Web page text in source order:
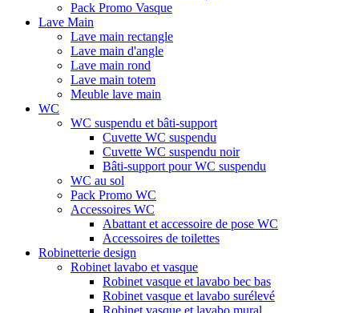
Pack Promo Vasque
Lave Main
Lave main rectangle
Lave main d'angle
Lave main rond
Lave main totem
Meuble lave main
WC
WC suspendu et bâti-support
Cuvette WC suspendu
Cuvette WC suspendu noir
Bâti-support pour WC suspendu
WC au sol
Pack Promo WC
Accessoires WC
Abattant et accessoire de pose WC
Accessoires de toilettes
Robinetterie design
Robinet lavabo et vasque
Robinet vasque et lavabo bec bas
Robinet vasque et lavabo surélevé
Robinet vasque et lavabo mural